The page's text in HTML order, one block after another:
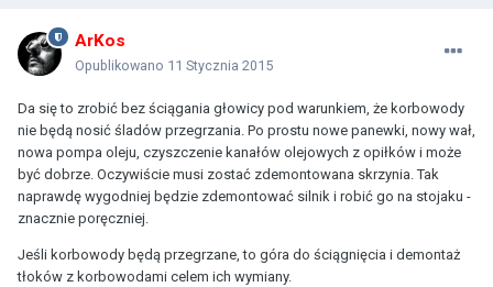
ArKos
Opublikowano 11 Stycznia 2015
Da się to zrobić bez ściągania głowicy pod warunkiem, że korbowody
nie będą nosić śladów przegrzania. Po prostu nowe panewki, nowy wał,
nowa pompa oleju, czyszczenie kanałów olejowych z opiłków i może
być dobrze. Oczywiście musi zostać zdemontowana skrzynia. Tak
naprawdę wygodniej będzie zdemontować silnik i robić go na stojaku -
znacznie poręczniej.
Jeśli korbowody będą przegrzane, to góra do ściągnięcia i demontaż
tłoków z korbowodami celem ich wymiany.